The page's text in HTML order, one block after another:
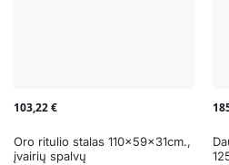
103,22€
Oro ritulio stalas 110x59x31cm.,
įvairių spalvų